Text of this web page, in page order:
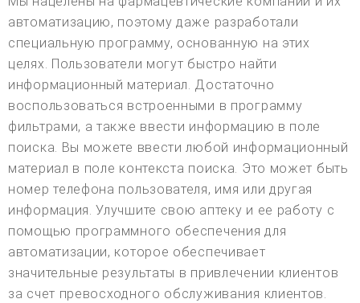
автоматизацию, поэтому даже разработали
специальную программу, основанную на этих
целях. Пользователи могут быстро найти
информационный материал. Достаточно
воспользоваться встроенными в программу
фильтрами, а также ввести информацию в поле
поиска. Вы можете ввести любой информационный
материал в поле контекста поиска. Это может быть
номер телефона пользователя, имя или другая
информация. Улучшите свою аптеку и ее работу с
помощью программного обеспечения для
автоматизации, которое обеспечивает
значительные результаты в привлечении клиентов
за счет превосходного обслуживания клиентов.